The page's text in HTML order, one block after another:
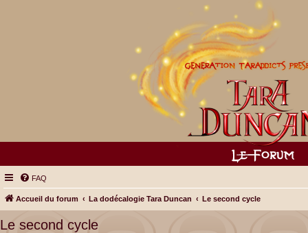
FAQ
Accueil du forum La dodécalogie Tara Duncan Le second cycle
Le second cycle